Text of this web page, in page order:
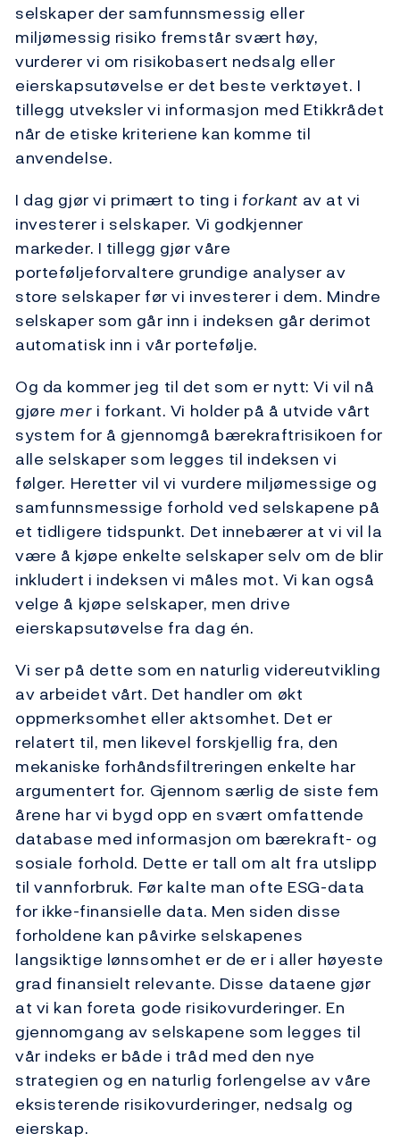
selskaper der samfunnsmessig eller
miljømessig risiko fremstår svært høy,
vurderer vi om risikobasert nedsalg eller
eierskapsutøvelse er det beste verktøyet. I
tillegg utveksler vi informasjon med Etikkrådet
når de etiske kriteriene kan komme til
anvendelse.
I dag gjør vi primært to ting i forkant av at vi
investerer i selskaper. Vi godkjenner
markeder. I tillegg gjør våre
porteføljeforvaltere grundige analyser av
store selskaper før vi investerer i dem. Mindre
selskaper som går inn i indeksen går derimot
automatisk inn i vår portefølje.
Og da kommer jeg til det som er nytt: Vi vil nå
gjøremer i forkant. Vi holder på å utvide vårt
system for å gjennomgå bærekraftrisikoen for
alle selskaper som legges til indeksen vi
følger. Heretter vil vi vurdere miljømessige og
samfunnsmessige forhold ved selskapene på
et tidligere tidspunkt. Det innebærer at vi vil la
være å kjøpe enkelte selskaper selv om de blir
inkludert i indeksen vi måles mot. Vi kan også
velge å kjøpe selskaper, men drive
eierskapsutøvelse fra dag én.
Vi ser på dette som en naturlig videreutvikling
av arbeidet vårt. Det handler om økt
oppmerksomhet eller aktsomhet. Det er
relatert til, men likevel forskjellig fra, den
mekaniske forhåndsfiltreringen enkelte har
argumentert for. Gjennom særlig de siste fem
årene har vi bygd opp en svært omfattende
database med informasjon om bærekraft- og
sosiale forhold. Dette er tall om alt fra utslipp
til vannforbruk. Før kalte man ofte ESG-data
for ikke-finansielle data. Men siden disse
forholdene kan påvirke selskapenes
langsiktige lønnsomhet er de er i aller høyeste
grad finansielt relevante. Disse dataene gjør
at vi kan foreta gode risikovurderinger. En
gjennomgang av selskapene som legges til
vår indeks er både i tråd med den nye
strategien og en naturlig forlengelse av våre
eksisterende risikovurderinger, nedsalg og
eierskap.